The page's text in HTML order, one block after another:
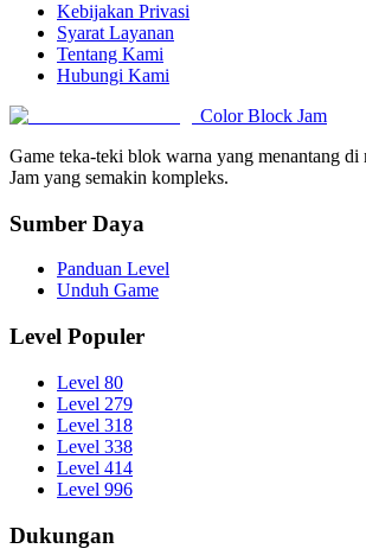
Kebijakan Privasi
Syarat Layanan
Tentang Kami
Hubungi Kami
Color Block Jam
Game teka-teki blok warna yang menantang
Jam yang semakin kompleks.
Sumber Daya
Panduan Level
Unduh Game
Level Populer
Level 80
Level 279
Level 318
Level 338
Level 414
Level 996
Dukungan